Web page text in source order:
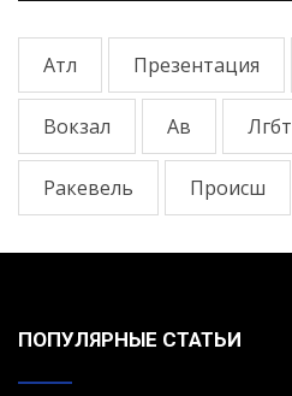
Атл Презентация
Вокзал Ав Лгбт
Ракевель Происш
ПОПУЛЯРНЫЕ СТАТЬИ